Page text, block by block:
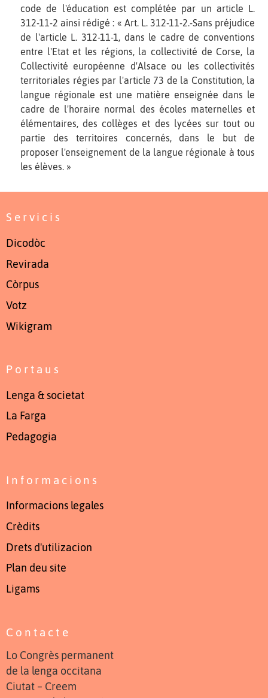
code de l'éducation est complétée par un article L.
312-11-2 ainsi rédigé : « Art. L. 312-11-2.-Sans préjudice
de l'article L. 312-11-1, dans le cadre de conventions
entre l'Etat et les régions, la collectivité de Corse, la
Collectivité européenne d'Alsace ou les collectivités
territoriales régies par l'article 73 de la Constitution, la
langue régionale est une matière enseignée dans le
cadre de l'horaire normal des écoles maternelles et
élémentaires, des collèges et des lycées sur tout ou
partie des territoires concernés, dans le but de
proposer l'enseignement de la langue régionale à tous
les élèves. »
Servicis
Dicodòc
Revirada
Còrpus
Votz
Wikigram
Portaus
Lenga & societat
La Farga
Pedagogia
Informacions
Informacions legales
Crèdits
Drets d'utilizacion
Plan deu site
Ligams
Contacte
Lo Congrès permanent
de la lenga occitana
Ciutat – Creem